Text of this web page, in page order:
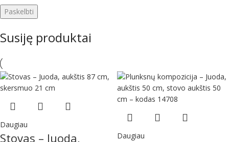
Susiję produktai
Daugiau
Stovas – Juoda,
Daugiau